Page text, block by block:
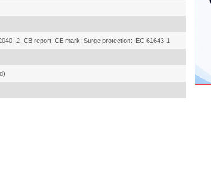
-2, CB report, CE mark; Surge protection: IEC 61643-1